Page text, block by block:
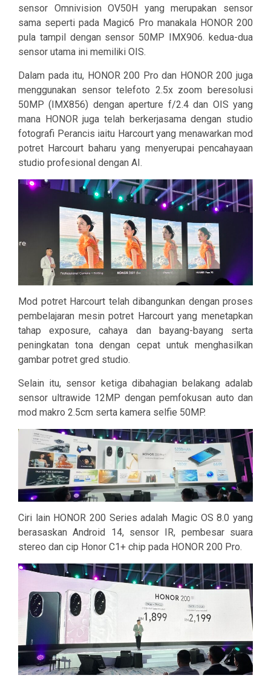
sensor Omnivision OV50H yang merupakan sensor
sama seperti pada Magic6 Pro manakala HONOR 200
pula tampil dengan sensor 50MP IMX906. kedua-dua
sensor utama ini memiliki OIS.
Dalam pada itu, HONOR 200 Pro dan HONOR 200 juga
menggunakan sensor telefoto 2.5x zoom beresolusi
50MP (IMX856) dengan aperture f/2.4 dan OIS yang
mana HONOR juga telah berkerjasama dengan studio
fotografi Perancis iaitu Harcourt yang menawarkan mod
potret Harcourt baharu yang menyerupai pencahayaan
studio profesional dengan AI.
Mod potret Harcourt telah dibangunkan dengan proses
pembelajaran mesin potret Harcourt yang menetapkan
tahap exposure, cahaya dan bayang-bayang serta
peningkatan tona dengan cepat untuk menghasilkan
gambar potret gred studio.
Selain itu, sensor ketiga dibahagian belakang adalab
sensor ultrawide 12MP dengan pemfokusan auto dan
mod makro 2.5cm serta kamera selfie 50MP.
Ciri lain HONOR 200 Series adalah Magic OS 8.0 yang
berasaskan Android 14, sensor IR, pembesar suara
stereo dan cip Honor C1+ chip pada HONOR 200 Pro.